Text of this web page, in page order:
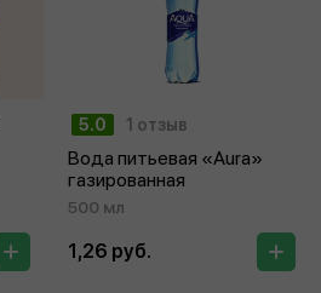
5.0 1 отзыв
Вода питьевая «Aura»
газированная
500 мл
1,26 руб.